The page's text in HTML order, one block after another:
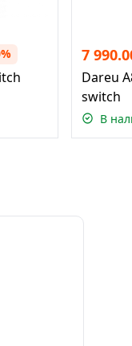
7
Dareu
switch
В